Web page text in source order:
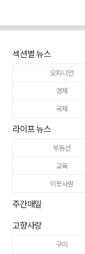
섹션별 뉴스
오피니언
경제
국제
라이프 뉴스
부동산
교육
이웃사랑
주간매일
고향사랑
구미